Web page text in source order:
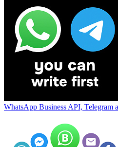
WhatsApp Business API, Telegram